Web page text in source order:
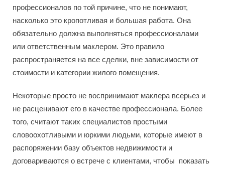
профессионалов по той причине, что не понимают,
насколько это кропотливая и большая работа. Она
обязательно должна выполняться профессионалами
или ответственным маклером. Это правило
распространяется на все сделки, вне зависимости от
стоимости и категории жилого помещения.
Некоторые просто не воспринимают маклера всерьез и
не расценивают его в качестве профессионала. Более
того, считают таких специалистов простыми
словоохотливыми и юркими людьми, которые имеют в
распоряжении базу объектов недвижимости и
договариваются о встрече с клиентами, чтобы показать